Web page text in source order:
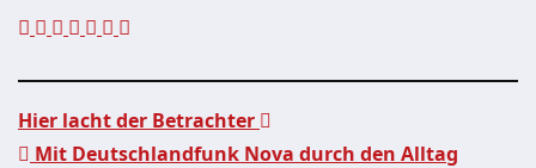
Hier lacht der Betrachter
Mit Deutschlandfunk Nova durch den Alltag